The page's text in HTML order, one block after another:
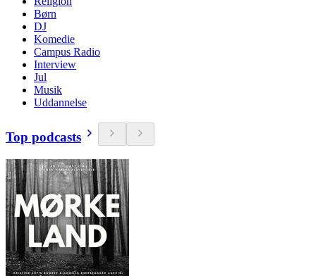
Børn
DJ
Komedie
Campus Radio
Interview
Jul
Musik
Uddannelse
Top podcasts